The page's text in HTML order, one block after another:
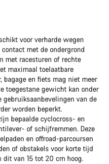
voor verharde wegen
met de ondergrond
met racesturen of rechte
maximaal toelaatbare
en fiets mag niet meer
toegestane gewicht kan onder
gebruiksaanbevelingen van de
worden beperkt.
bepaalde cyclocross- en
of schijfremmen. Deze
en offroad-parcoursen
of obstakels voor korte tijd
dit van 15 tot 20 cm hoog.